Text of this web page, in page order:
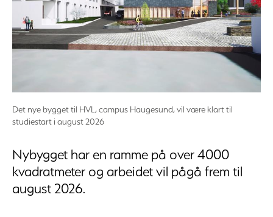
Det nye bygget til HVL, campus Haugesund, vil være klart til
studiestart i august 2026
Nybygget har en ramme på over 4000
kvadratmeter og arbeidet vil pågå frem til
august 2026.